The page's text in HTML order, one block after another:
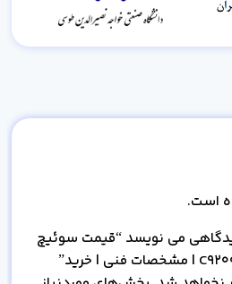
است.
می نویسد “قیمت سوئیچ